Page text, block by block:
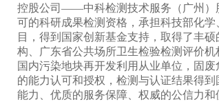
控股公司——中科检测技术服务（广州）
可的科研成果检测资格，承担科技部化
目，得到国家创新基金支持，取得了丰
构、广东省公共场所卫生检验检测评价
国内污染地块再开发利用从业单位，固
的能力认可和授权，检测与认证结果得
能力、优质的服务保障、权威的公信力